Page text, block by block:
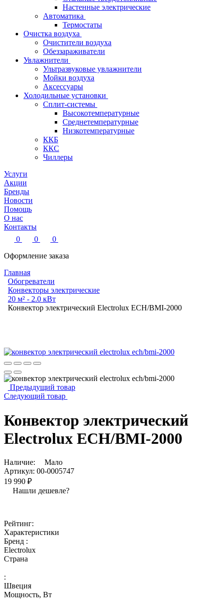
Настенные электрические
Автоматика
Термостаты
Очистка воздуха
Очистители воздуха
Обеззараживатели
Увлажнители
Ультразвуковые увлажнители
Мойки воздуха
Аксессуары
Холодильные установки
Сплит-системы
Высокотемпературные
Среднетемпературные
Низкотемпературные
ККБ
ККС
Чиллеры
Услуги
Акции
Бренды
Новости
Помощь
О нас
Контакты
0
0
0
Оформление заказа
Главная
Обогреватели
Конвекторы электрические
20 м² - 2.0 кВт
Конвектор электрический Electrolux ECH/BMI-2000
Предыдущий товар
Следующий товар
Конвектор электрический
Electrolux ECH/BMI-2000
Наличие:
Мало
Артикул: 00-0005747
19 990 ₽
Нашли дешевле?
Рейтинг:
Характеристики
Бренд :
Electrolux
Страна
:
Швеция
Мощность, Вт